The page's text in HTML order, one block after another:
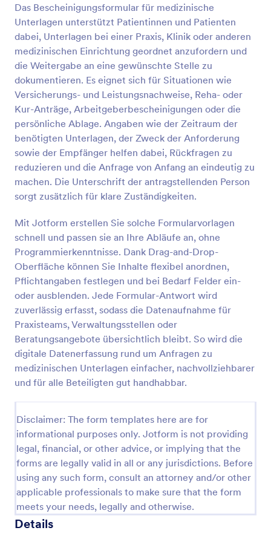
Das Bescheinigungsformular für medizinische
Unterlagen unterstützt Patientinnen und Patienten
dabei, Unterlagen bei einer Praxis, Klinik oder anderen
medizinischen Einrichtung geordnet anzufordern und
die Weitergabe an eine gewünschte Stelle zu
dokumentieren. Es eignet sich für Situationen wie
Versicherungs- und Leistungsnachweise, Reha- oder
Kur-Anträge, Arbeitgeberbescheinigungen oder die
persönliche Ablage. Angaben wie der Zeitraum der
benötigten Unterlagen, der Zweck der Anforderung
sowie der Empfänger helfen dabei, Rückfragen zu
reduzieren und die Anfrage von Anfang an eindeutig zu
machen. Die Unterschrift der antragstellenden Person
sorgt zusätzlich für klare Zuständigkeiten.
Mit Jotform erstellen Sie solche Formularvorlagen
schnell und passen sie an Ihre Abläufe an, ohne
Programmierkenntnisse. Dank Drag-and-Drop-
Oberfläche können Sie Inhalte flexibel anordnen,
Pflichtangaben festlegen und bei Bedarf Felder ein-
oder ausblenden. Jede Formular-Antwort wird
zuverlässig erfasst, sodass die Datenaufnahme für
Praxisteams, Verwaltungsstellen oder
Beratungsangebote übersichtlich bleibt. So wird die
digitale Datenerfassung rund um Anfragen zu
medizinischen Unterlagen einfacher, nachvollziehbarer
und für alle Beteiligten gut handhabbar.
Disclaimer: The form templates here are for
informational purposes only. Jotform is not providing
legal, financial, or other advice, or implying that the
forms are legally valid in all or any jurisdictions. Before
using any such form, consult an attorney and/or other
applicable professionals to make sure that the form
meets your needs, legally and otherwise.
Details
Vorschau
Es ist besonders in der Schönheits- und
Kosmetikbranche wichtig, Transparenz und
Professionalität zu zeigen, wenn Sie sich auf eine
lange und ausführliche Kommunikation mit Ihren
Kunden freuen. Das Formular zur
Einverständniserklärung zur Wimpernverlägnerung
liefert Ihnen alle notwendigen Details Ihrer Kunden,
Vorgeschichte und frühere Erfahrungen mit
Wimpernverlängerungen, sowie ihre Zustimmung zu
allen Ihren Geschäftsbedingungen. Sie können die
Vorlage mit dem einfach zu bedienenden Formular-
Builder von Jotform vollständig anpassen, Felder
durch die Drag-and-Drop-Funktion ändern,
hinzufügen oder entfernen, die Farben, Schriftarten
und den Hintergrund ändern, ohne dass
Programmierkenntnisse erforderlich sind.
Go to Category:
Gesundheitsformulare
Vorlage verwenden
Vorschau